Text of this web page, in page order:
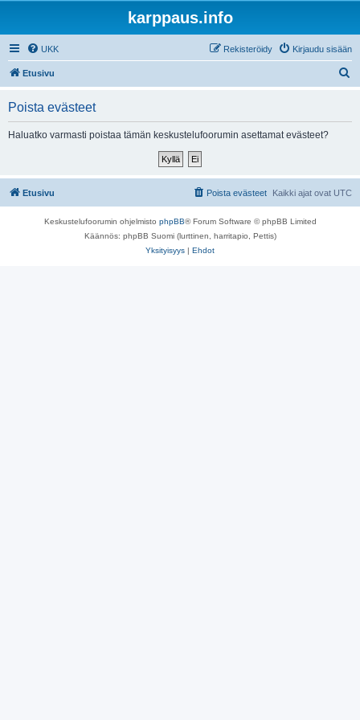
karppaus.info
UKK Kirjaudu sisään
Rekisteröidy
Etusivu
Poista evästeet
Haluatko varmasti poistaa tämän keskustelufoorumin asettamat evästeet?
Etusivu Kaikki ajat ovat UTC
Poista evästeet
Keskustelufoorumin ohjelmisto phpBB® Forum Software © phpBB Limited
Käännös: phpBB Suomi (lurttinen, harritapio, Pettis)
Yksityisyys | Ehdot